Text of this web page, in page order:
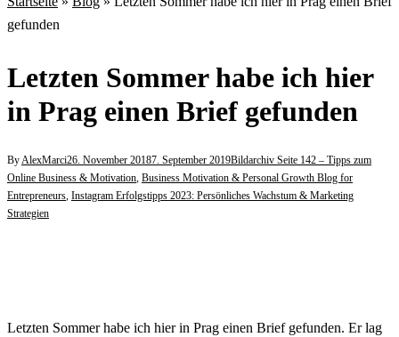
gefunden
Letzten Sommer habe ich hier
in Prag einen Brief gefunden
ByAlexMarci26. November 20187. September 2019Bildarchiv Seite 142 – Tipps zum
Online Business & Motivation, Business Motivation & Personal Growth Blog for
Entrepreneurs, Instagram Erfolgstipps 2023: Persönliches Wachstum & Marketing
Strategien
Letzten Sommer habe ich hier in Prag einen Brief gefunden. Er lag